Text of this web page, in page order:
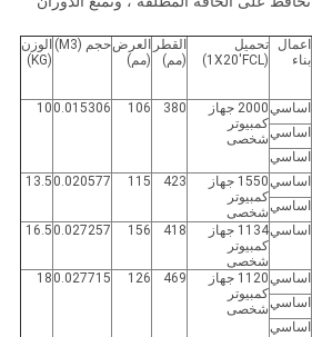
اعمال
بناء
تحميل
(1X20'FCL)
القطر
(مم)
العرض
(مم)
حجم (M3)
الوزن
(KG)
اساسي
2000 جهاز
كمبيوتر
شخصى
380
106
0.015306
10
اساسي
اساسي
اساسي
1550 جهاز
كمبيوتر
شخصى
423
115
0.020577
13.5
اساسي
اساسي
1134 جهاز
كمبيوتر
شخصى
418
156
0.027257
16.5
اساسي
1120 جهاز
كمبيوتر
شخصى
469
126
0.027715
18
اساسي
اساسي